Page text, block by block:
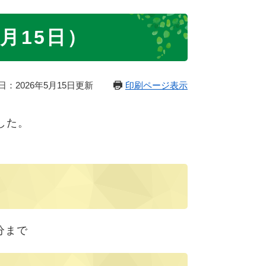
15日）
：2026年5月15日更新 印刷ページ表示
。
まで